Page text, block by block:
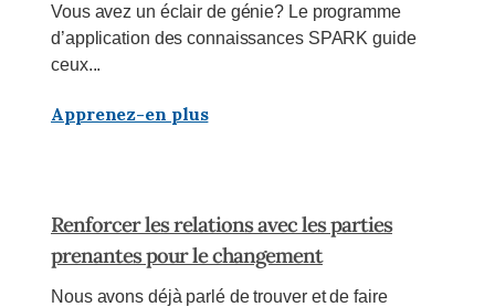
Vous avez un éclair de génie? Le programme
d’application des connaissances SPARK guide
ceux...
Apprenez-en plus
Renforcer les relations avec les parties
prenantes pour le changement
Nous avons déjà parlé de trouver et de faire